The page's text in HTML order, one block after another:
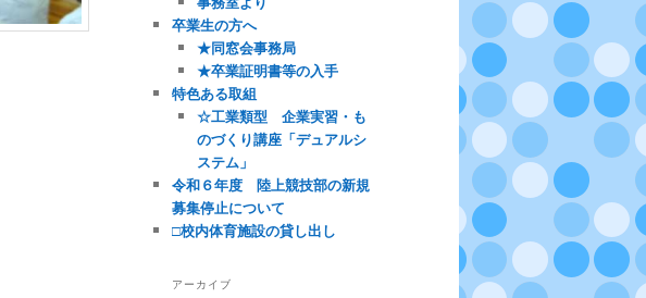
卒業生の方へ
★同窓会事務局
★卒業証明書等の入手
特色ある取組
☆工業類型 企業実習・も
のづくり講座「デュアルシ
ステム」
令和６年度 陸上競技部の新規
募集停止について
□校内体育施設の貸し出し
アーカイブ